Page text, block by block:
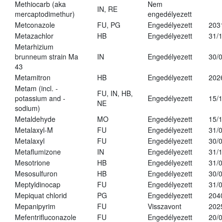
Methiocarb (aka
mercaptodimethur)
IN, RE
Nem
engedélyezett
Metconazole
FU, PG Engedélyezett
Metazachlor
HB Engedélyezett
31/
Metarhizium
brunneum strain Ma
43
IN Engedélyezett 30/
Metamitron HB Engedélyezett
Metam (incl. -
potassium and -
sodium)
FU, IN, HB,
NE
Engedélyezett 15/
Metaldehyde MO Engedélyezett
15/
Metalaxyl-M
FU Engedélyezett
31/
Metalaxyl
FU Engedélyezett
30/
Metaflumizone
IN Engedélyezett
31/
Mesotrione
HB Engedélyezett
31/
Mesosulfuron
HB Engedélyezett
30/
Meptyldinocap
FU Engedélyezett
31/
Mepiquat chlorid
PG Engedélyezett
Mepanipyrim
FU Visszavont
Mefentrifluconazole
FU Engedélyezett 20/